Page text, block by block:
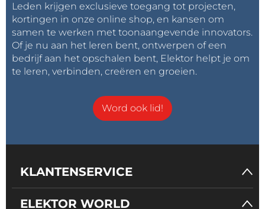
Leden krijgen exclusieve toegang tot projecten,
kortingen in onze online shop, en kansen om
samen te werken met toonaangevende innovators.
Of je nu aan het leren bent, ontwerpen of een
bedrijf aan het opschalen bent, Elektor helpt je om
te leren, verbinden, creëren en groeien.
Word ook lid!
KLANTENSERVICE
ELEKTOR WORLD